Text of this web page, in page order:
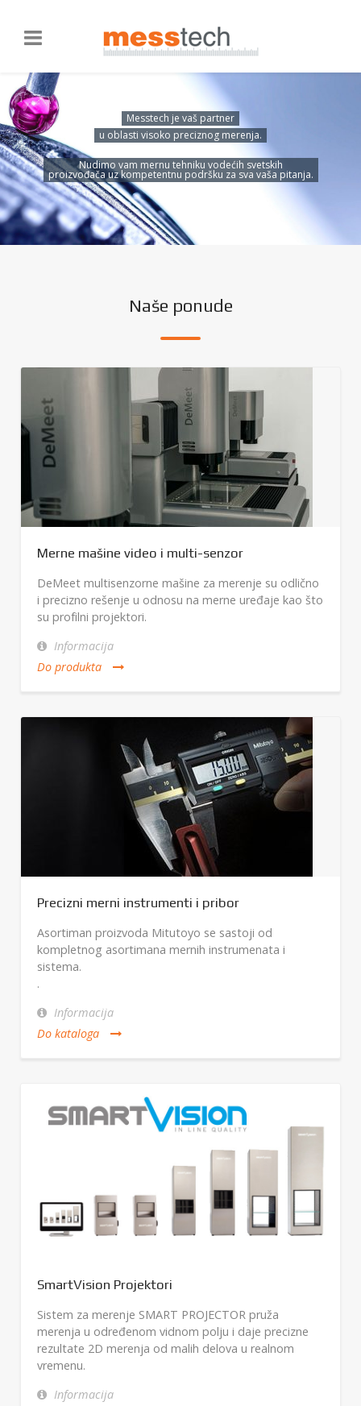
Messtech je vaš partner
u oblasti visoko preciznog merenja.
Nudimo vam mernu tehniku vodećih svetskih
proizvođača uz kompetentnu podršku za sva vaša pitanja.
Naše ponude
Merne mašine video i multi-senzor
DeMeet multisenzorne mašine za merenje su odlično
i precizno rešenje u odnosu na merne uređaje kao što
su profilni projektori.
Informacija
Do produkta
Precizni merni instrumenti i pribor
Asortiman proizvoda Mitutoyo se sastoji od
kompletnog asortimana mernih instrumenata i
sistema.
.
Informacija
Do kataloga
SmartVision Projektori
Sistem za merenje SMART PROJECTOR pruža
merenja u određenom vidnom polju i daje precizne
rezultate 2D merenja od malih delova u realnom
vremenu.
Informacija